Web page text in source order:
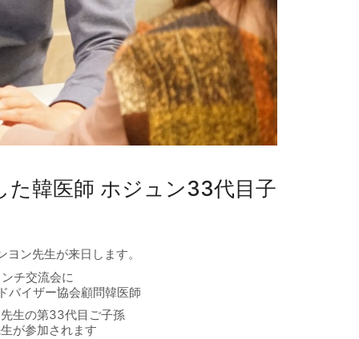
た韓医師 ホジュン33代目子
ン先生が来日します。
チ交流会に
バイザー協会顧問韓医師
生の第33代目ご子孫
が参加されます